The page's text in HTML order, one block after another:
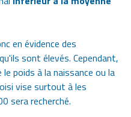
en évidence des
sont élevés. Cependant,
poids à la naissance ou la
vise surtout à les
sera recherché.